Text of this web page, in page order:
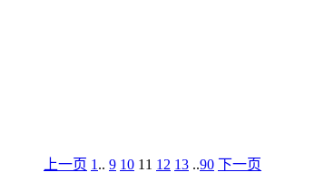
上一页 1 .. 9 10 11 12 13 ..90 下一页